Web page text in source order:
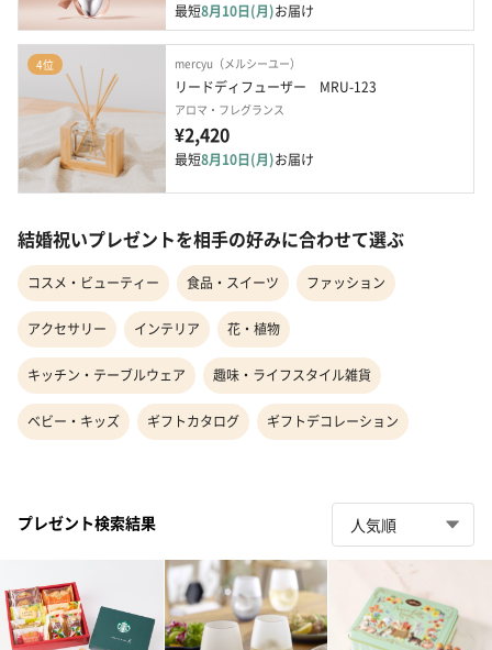
最短8月10日(月)お届け
4位 mercyu（メルシーユー）
リードディフューザー　MRU-123
アロマ・フレグランス
¥2,420
最短8月10日(月)お届け
結婚祝いプレゼントを相手の好みに合わせて選ぶ
コスメ・ビューティー 食品・スイーツ ファッション
アクセサリー インテリア 花・植物
キッチン・テーブルウェア 趣味・ライフスタイル雑貨
ベビー・キッズ ギフトカタログ ギフトデコレーション
プレゼント検索結果